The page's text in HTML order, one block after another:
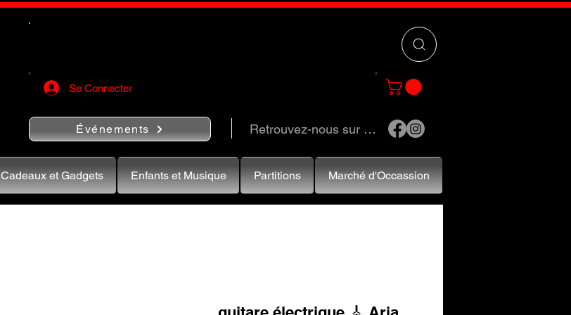
Se Connecter
Événements Retrouvez-nous sur …
Cadeaux et Gadgets Enfants et Musique Partitions Marché d'Occassion